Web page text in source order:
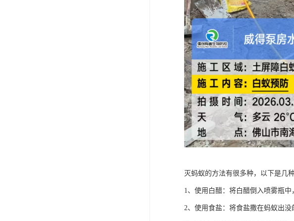
灭蚂蚁的方法有很多种，以下是几
1、使用白醋：将白醋倒入喷雾瓶
2、使用食盐：将食盐撒在蚂蚁出没